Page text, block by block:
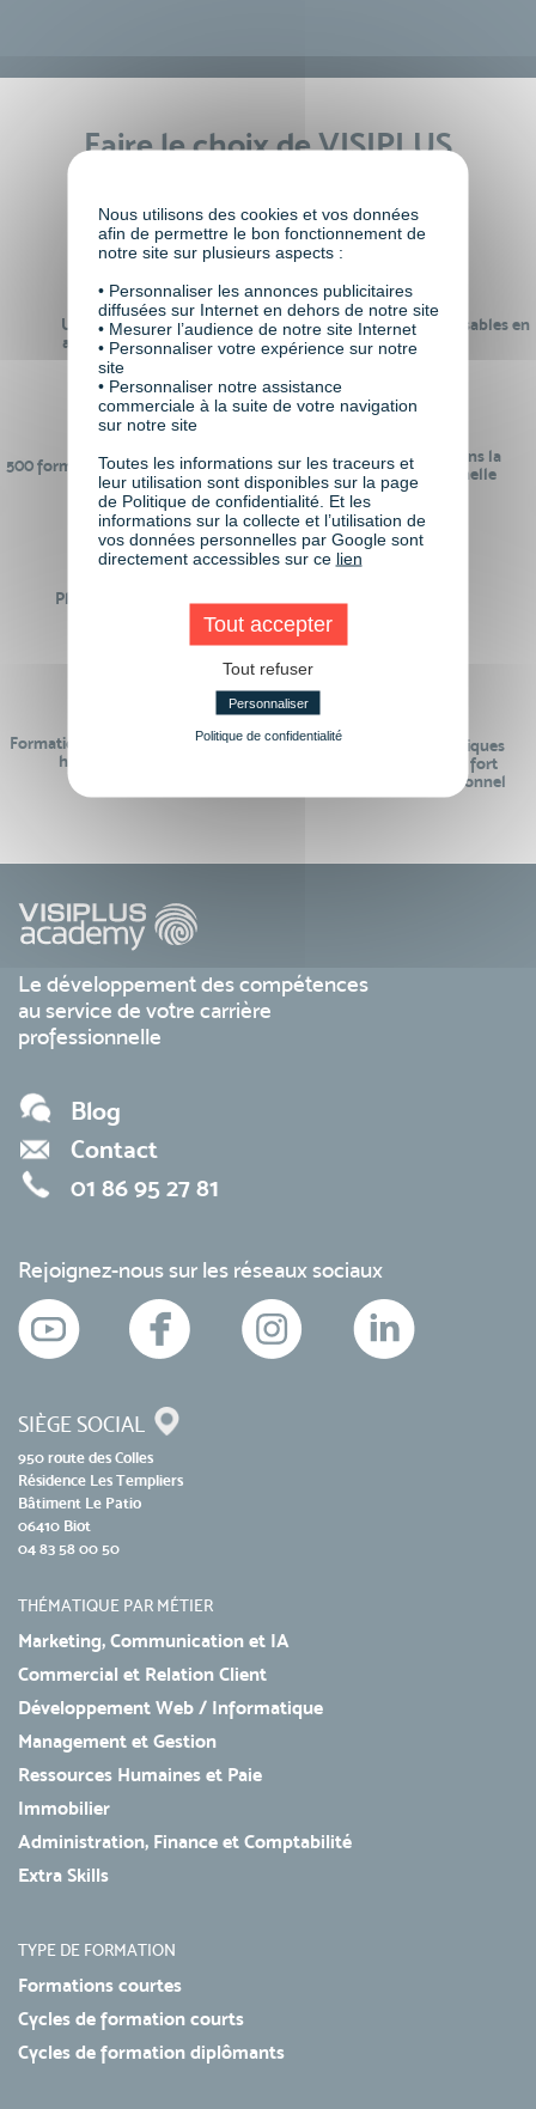
Faire le choix de VISIPLUS
Un réseau de 22 000
anciens participants
100% des formations réalisables en
digital learning
500 formations pour se préparer au
monde de demain
24 ans d'expérience dans la
formation professionnelle
Plus de 50 formations
Des intervenants
Formations réalisables pendant ou
hors temps de travail
Des contenus pédagogiques
« de pointe » et en lien fort
avec le monde professionnel
Le développement des compétences
au service de votre carrière
professionnelle
Blog
Contact
01 86 95 27 81
Rejoignez-nous sur les réseaux sociaux
SIÈGE SOCIAL
950 route des Colles
Résidence Les Templiers
Bâtiment Le Patio
06410 Biot
04 83 58 00 50
THÉMATIQUE PAR MÉTIER
Marketing, Communication et IA
Commercial et Relation Client
Développement Web / Informatique
Management et Gestion
Ressources Humaines et Paie
Immobilier
Administration, Finance et Comptabilité
Extra Skills
TYPE DE FORMATION
Formations courtes
Cycles de formation courts
Cycles de formation diplômants
Nous utilisons des cookies et vos données
afin de permettre le bon fonctionnement de
notre site sur plusieurs aspects :
• Personnaliser les annonces publicitaires
diffusées sur Internet en dehors de notre site
• Mesurer l’audience de notre site Internet
• Personnaliser votre expérience sur notre
site
• Personnaliser notre assistance
commerciale à la suite de votre navigation
sur notre site
Toutes les informations sur les traceurs et
leur utilisation sont disponibles sur la page
de Politique de confidentialité. Et les
informations sur la collecte et l’utilisation de
vos données personnelles par Google sont
directement accessibles sur ce lien
Tout accepter
Tout refuser
Personnaliser
Politique de confidentialité